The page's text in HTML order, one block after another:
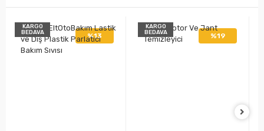
KARGO
BEDAVA
%13
KARGO
BEDAVA
%19